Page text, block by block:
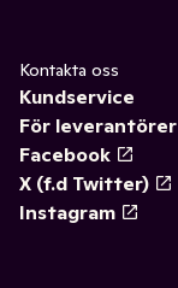
Kontakta oss
Kundservice
För leverantörer
Facebook
X (f.d Twitter)
Instagram